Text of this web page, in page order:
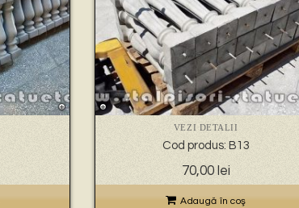
VEZI DETALII
Cod produs: B13
70,00 lei
Adaugă în coş